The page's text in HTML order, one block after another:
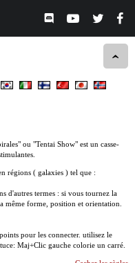
ou "Tentai Show" est un casse-
régions ( galaxies ) tel que :
d'autres termes : si vous tournez la
même forme, position et orientation.
pour les connecter. utilisez le
Maj+Clic gauche colorie un carré.